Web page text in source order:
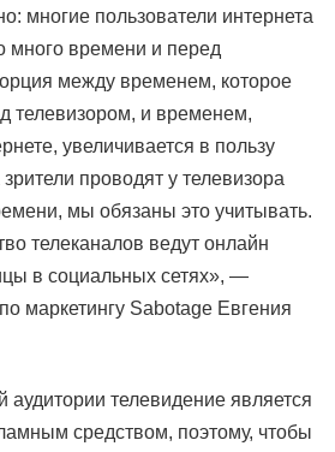
многие пользователи интернета
много времени и перед
между временем, которое
телевизором, и временем,
увеличивается в пользу
проводят у телевизора
мы обязаны это учитывать.
телеканалов ведут онлайн
в социальных сетях», —
маркетингу Sabotage Евгения
аудитории телевидение является
средством, поэтому, чтобы